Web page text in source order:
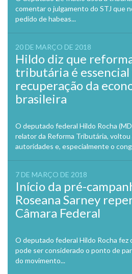
comentar o julgamento do STJ que
pedido de habeas...
20 DE MARÇO DE 2018
Hildo diz que
tributária é essencial
recuperação da
brasileira
O deputado federal Hildo Rocha
relator da Reforma Tributária, voltou
autoridades e, especialmente o
7 DE MARÇO DE 2018
Início da pré-
Roseana Sarney
Câmara Federal
O deputado federal Hildo Rocha fez
pode ser considerado o ponto de
do movimento...